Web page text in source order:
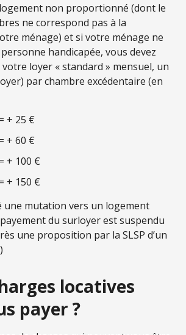
non proportionné (dont le
ne correspond pas à la
ménage) et si votre ménage ne
handicapée, vous devez
loyer « standard » mensuel, un
par chambre excédentaire (en
+ 25 €
+ 60 €
+ 100 €
+ 150 €
une mutation vers un logement
du surloyer est suspendu
une proposition par la SLSP d’un
locatives
payer ?